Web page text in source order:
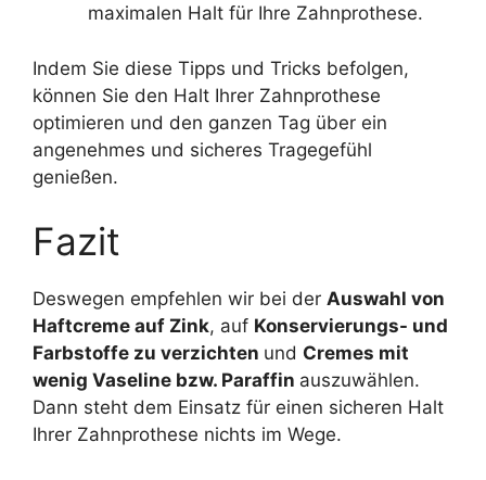
maximalen Halt für Ihre Zahnprothese.
Indem Sie diese Tipps und Tricks befolgen,
können Sie den Halt Ihrer Zahnprothese
optimieren und den ganzen Tag über ein
angenehmes und sicheres Tragegefühl
genießen.
Fazit
Deswegen empfehlen wir bei der Auswahl von
Haftcreme auf Zink, auf Konservierungs- und
Farbstoffe zu verzichten und Cremes mit
wenig Vaseline bzw. Paraffin auszuwählen.
Dann steht dem Einsatz für einen sicheren Halt
Ihrer Zahnprothese nichts im Wege.